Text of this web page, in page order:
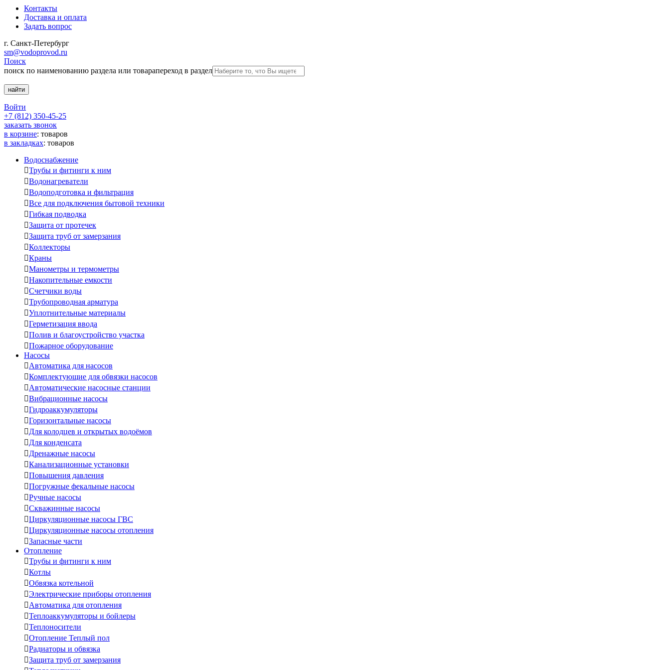
Контакты
Доставка и оплата
Задать вопрос
г. Санкт-Петербург
sm@vodoprovod.ru
Поиск
поиск по наименованию раздела или товарапереход в раздел
Войти
+7 (812) 350-45-25
заказать звонок
в корзине: товаров
в закладках: товаров
Водоснабжение
Трубы и фитинги к ним
Водонагреватели
Водоподготовка и фильтрация
Все для подключения бытовой техники
Гибкая подводка
Защита от протечек
Защита труб от замерзания
Коллекторы
Краны
Манометры и термометры
Накопительные емкости
Счетчики воды
Трубопроводная арматура
Уплотнительные материалы
Герметизация ввода
Полив и благоустройство участка
Пожарное оборудование
Насосы
Автоматика для насосов
Комплектующие для обвязки насосов
Автоматические насосные станции
Вибрационные насосы
Гидроаккумуляторы
Горизонтальные насосы
Для колодцев и открытых водоёмов
Для конденсата
Дренажные насосы
Канализационные установки
Повышения давления
Погружные фекальные насосы
Ручные насосы
Скважинные насосы
Циркуляционные насосы ГВС
Циркуляционные насосы отопления
Запасные части
Отопление
Трубы и фитинги к ним
Котлы
Обвязка котельной
Электрические приборы отопления
Автоматика для отопления
Теплоаккумуляторы и бойлеры
Теплоносители
Отопление Теплый пол
Радиаторы и обвязка
Защита труб от замерзания